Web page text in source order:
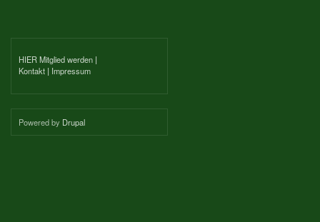
HIER Mitglied werden |
Kontakt | Impressum
Powered by Drupal